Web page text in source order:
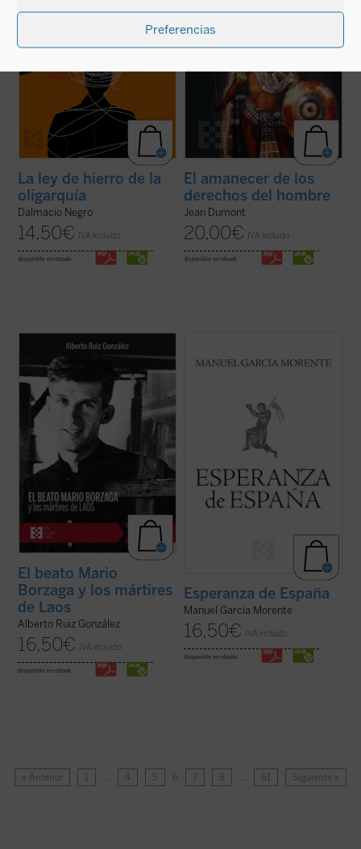
Preferencias
La ley de hierro de la
oligarquía
Dalmacio Negro
14,50€ IVA incluido
disponible en ebook:
El amanecer de los
derechos del hombre
Jean Dumont
20,00€ IVA incluido
disponible en ebook:
Mario Borzaga, natural de Trento, había
llegado a Laos en 1957, recién ordenado
sacerdote. Fue martirizado poco después,
en 1960, a sus 27 años. Escribió un
precioso diario que da voz a su vocación de
misionero oblato, que ilumina la ...
(ver
ficha)
El beato Mario
Borzaga y los mártires
de Laos
Alberto Ruiz González
16,50€ IVA incluido
disponible en ebook:
sobre filosofía de la historia de España,
Esperanza de España
Manuel García Morente
16,50€ IVA incluido
disponible en ebook:
« Anterior 1 … 4 5 6 7 8 … 61 Siguiente »